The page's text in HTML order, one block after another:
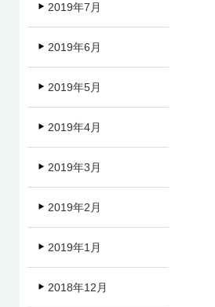
2019年7月
2019年6月
2019年5月
2019年4月
2019年3月
2019年2月
2019年1月
2018年12月